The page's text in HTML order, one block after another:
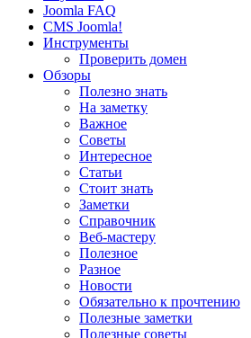
Joomla FAQ
CMS Joomla!
Инструменты
Проверить домен
Обзоры
Полезно знать
На заметку
Важное
Советы
Интересное
Статьи
Стоит знать
Заметки
Справочник
Веб-мастеру
Полезное
Разное
Новости
Обязательно к прочтению
Полезные заметки
Полезные советы